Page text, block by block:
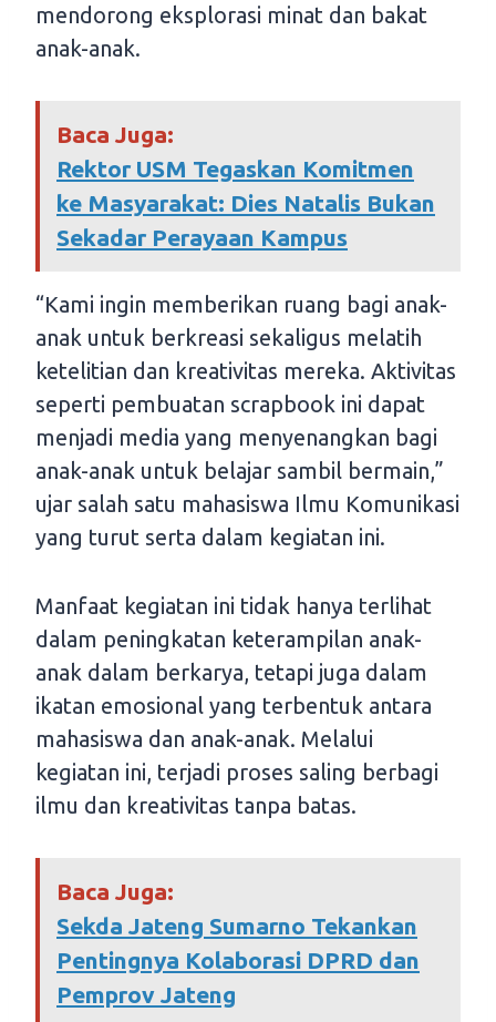
mendorong eksplorasi minat dan bakat
anak-anak.
Baca Juga:
Rektor USM Tegaskan Komitmen
ke Masyarakat: Dies Natalis Bukan
Sekadar Perayaan Kampus
“Kami ingin memberikan ruang bagi anak-
anak untuk berkreasi sekaligus melatih
ketelitian dan kreativitas mereka. Aktivitas
seperti pembuatan scrapbook ini dapat
menjadi media yang menyenangkan bagi
anak-anak untuk belajar sambil bermain,”
ujar salah satu mahasiswa Ilmu Komunikasi
yang turut serta dalam kegiatan ini.
Manfaat kegiatan ini tidak hanya terlihat
dalam peningkatan keterampilan anak-
anak dalam berkarya, tetapi juga dalam
ikatan emosional yang terbentuk antara
mahasiswa dan anak-anak. Melalui
kegiatan ini, terjadi proses saling berbagi
ilmu dan kreativitas tanpa batas.
Baca Juga:
Sekda Jateng Sumarno Tekankan
Pentingnya Kolaborasi DPRD dan
Pemprov Jateng